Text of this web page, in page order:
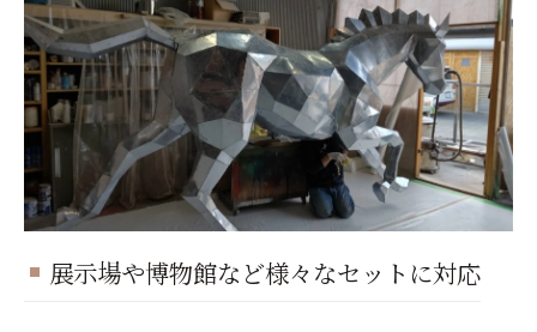
展示場や博物館など様々なセットに対応